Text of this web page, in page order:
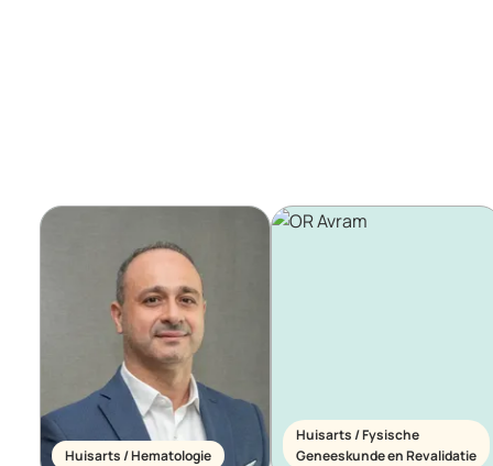
Huisarts / Hematologie
Huisarts / Fysische
Geneeskunde en Revalidatie